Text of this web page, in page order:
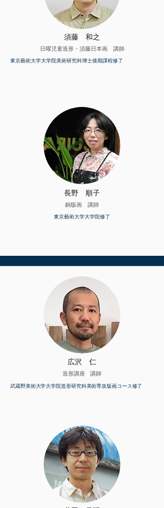
​須藤 和之
日曜児童造形・須藤日本画 講師
東京藝術大学大学院美術研究科博士後期課程修了
長野 順子
銅版画 講師
東京藝術大学大学院修了
​広沢 仁
造形講座​ 講師
​武蔵野美術大学大学院造形研究科美術専攻版画コース修了